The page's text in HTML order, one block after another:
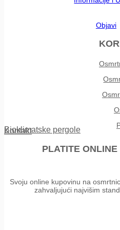
Objavi
Kontakt
Bioklimatske pergole
PLATITE ONLINE
Svoju online kupovinu na
zahvaljujući najvišim